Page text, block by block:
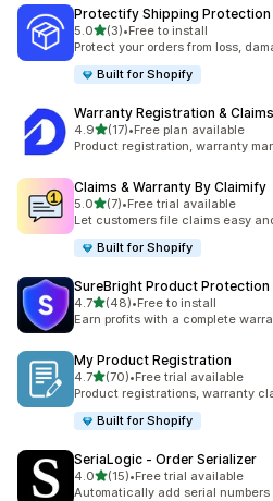
Protectify Shipping Protection
5.0별 5개 중
(3)
총 리뷰 3개
•Free to install
Protect your orders from loss,
Built for Shopify
Warranty Registration & Claims
4.9별 5개 중
(17)
총 리뷰 17개
•Free plan available
Product registration, warranty
Claims & Warranty By Claimify
5.0별 5개 중
(7)
총 리뷰 7개
•Free trial available
Let customers file claims easy
Built for Shopify
SureBright Product Protection
4.7별 5개 중
(48)
총 리뷰 48개
•Free to install
Earn profits with a complete
My Product Registration
4.7별 5개 중
(70)
총 리뷰 70개
•Free trial available
Product registrations, warranty
Built for Shopify
SeriaLogic ‑ Order Serializer
4.0별 5개 중
(15)
총 리뷰 15개
•Free trial available
Automatically add serial